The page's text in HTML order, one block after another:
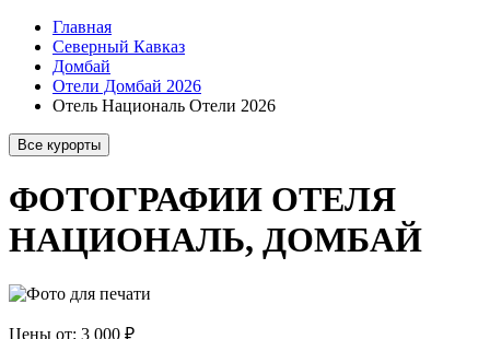
Главная
Северный Кавказ
Домбай
Отели Домбай 2026
Отель Националь Отели 2026
Все курорты
ФОТОГРАФИИ ОТЕЛЯ
НАЦИОНАЛЬ, ДОМБАЙ
Цены от: 3 000 ₽